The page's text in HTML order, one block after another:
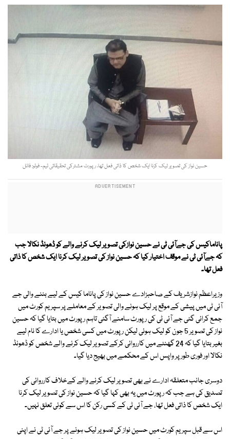
حسین نواز کی تصویر لیک کرنا ایک شخص کا ذاتی فعل تھا، رپورٹ مشترکی تحقیقاتی ٹیم- فوٹو: فائل
پاناماکیس کی جےآئی ٹی نے حسین نوازکی تصویر لیک کرنے والے کو ڈھونڈ نکالا جب
کہ جےآئی ٹی نے موقف اختیار کیا کہ حسین نواز کی تصویر لیک کرنا ایک شخص کا ذاتی
فعل تھا۔
وزیراعظم نوازشریف کے صاحبزادے حسین نواز کی پاناما کیس کے لیے بننے والی جے
آئی ٹی میں پیشی کے موقع پر لیک ہونے والی تصویر کے معاملے پر سپریم کورٹ میں
جمع کرائی گئی جے آئی ٹی کی رپورٹ سامنے آگئی تاہم رپورٹ میں بتایا گیا کہ حسین
نواز کی تصویر 5 جون کو لیک ہوئی لیکن رپورٹ میں کسی شخص یا ادارے کا نام لیے
بغیر بتایا گیا کہ 24 گھنٹے میں کارروائی کرکے تصویر لیک کرنے والے شخص کو ڈھونڈ
نکالا اور فوری طور پر واپس اس کے محکمے میں بھیج دیا گیا۔
دوسری جانب متعلقہ ادارے نے بھی تصویر لیک کرنے والے کےخلاف کارروائی کی
تصدیق کی ہے جب کہ رپورٹ میں یہ بھی کہا گیا کہ حسین نواز کی تصویر لیک کرنا
ایک شخص کا ذاتی فعل تھا، جے آئی ٹی کے کسی رکن کا اس سے کوئی تعلق نہیں۔
اس سے قبل سپریم کورٹ میں حسین نواز کی تصویر لیک ہونے پر جے آئی ٹی نے اپنی